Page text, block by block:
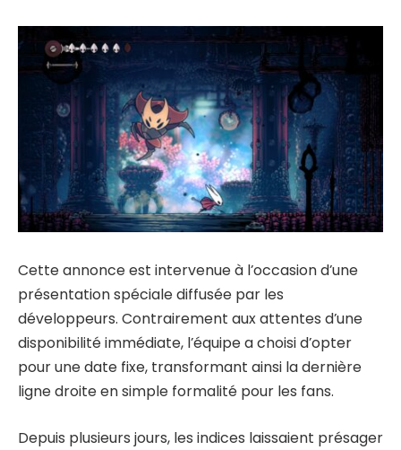
Cette annonce est intervenue à l’occasion d’une
présentation spéciale diffusée par les
développeurs. Contrairement aux attentes d’une
disponibilité immédiate, l’équipe a choisi d’opter
pour une date fixe, transformant ainsi la dernière
ligne droite en simple formalité pour les fans.
Depuis plusieurs jours, les indices laissaient présager